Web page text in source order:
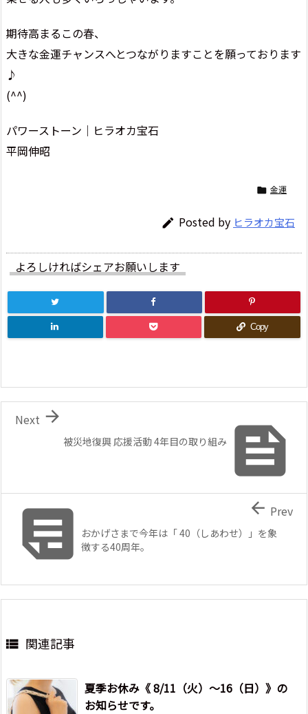
期待高まるこの春、
大きな金運チャンスへとつながりますことを願っております
♪
(^^)
パワーストーン｜ヒラオカ宝石
平岡伸昭
 金運
 Posted by ヒラオカ宝石
よろしければシェアお願いします
Copy

被災地復興 応援活動 4年目の取り組み

Next
おかげさまで今年は「 40（しあわせ）」を象
徴する40周年。
 Prev
 関連記事
夏季お休み《 8/11（火）～16（日）》の
お知らせです。